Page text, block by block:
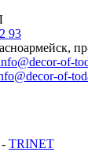
93
of-
of-
TRINET